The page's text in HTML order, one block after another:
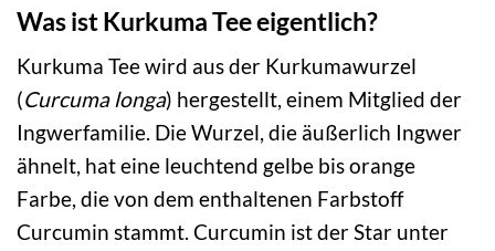
Was ist Kurkuma Tee eigentlich?
Kurkuma Tee wird aus der Kurkumawurzel
(Curcuma longa) hergestellt, einem Mitglied der
Ingwerfamilie. Die Wurzel, die äußerlich Ingwer
ähnelt, hat eine leuchtend gelbe bis orange
Farbe, die von dem enthaltenen Farbstoff
Curcumin stammt. Curcumin ist der Star unter